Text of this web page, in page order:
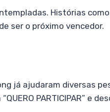
Histórias
ser o próximo vencedor.
já ajudaram diversas
PARTICIPAR” e